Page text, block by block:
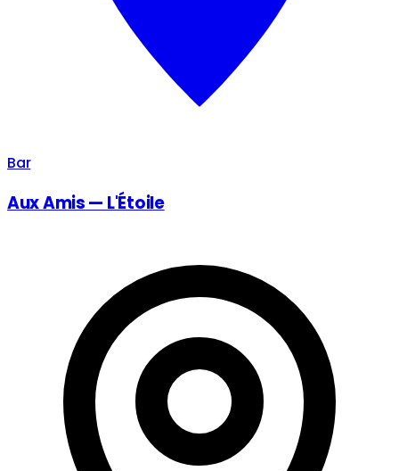
Bar
Aux Amis — L'Étoile